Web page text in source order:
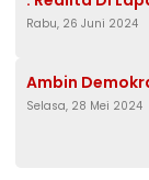
Rabu, 26 Juni 2024
Ambin
Selasa, 28 Mei 2024